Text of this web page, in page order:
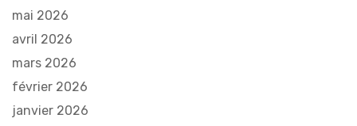
mai 2026
avril 2026
mars 2026
février 2026
janvier 2026